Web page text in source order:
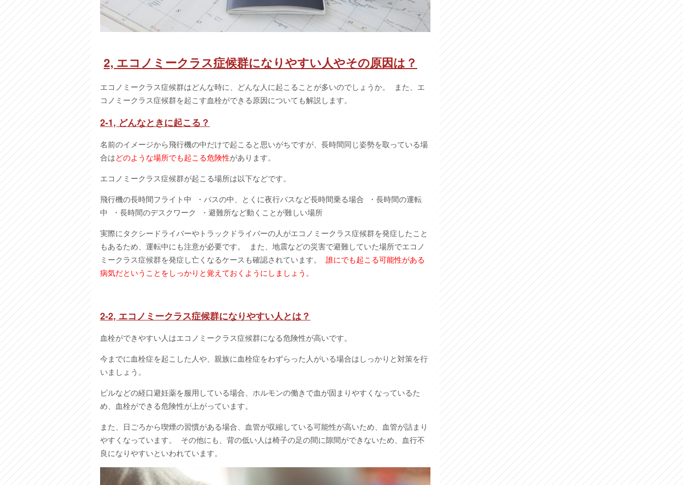
2, エコノミークラス症候群になりやすい人やその原因は？
エコノミークラス症候群はどんな時に、どんな人に起こることが多いのでしょうか。 また、エ
コノミークラス症候群を起こす血栓ができる原因についても解説します。
2-1, どんなときに起こる？
名前のイメージから飛行機の中だけで起こると思いがちですが、長時間同じ姿勢を取っている場
合はどのような場所でも起こる危険性があります。
エコノミークラス症候群が起こる場所は以下などです。
飛行機の長時間フライト中 ・バスの中、とくに夜行バスなど長時間乗る場合 ・長時間の運転
中 ・長時間のデスクワーク ・避難所など動くことが難しい場所
実際にタクシードライバーやトラックドライバーの人がエコノミークラス症候群を発症したこと
もあるため、運転中にも注意が必要です。 また、地震などの災害で避難していた場所でエコノ
ミークラス症候群を発症し亡くなるケースも確認されています。 誰にでも起こる可能性がある
病気だということをしっかりと覚えておくようにしましょう。
2-2, エコノミークラス症候群になりやすい人とは？
血栓ができやすい人はエコノミークラス症候群になる危険性が高いです。
今までに血栓症を起こした人や、親族に血栓症をわずらった人がいる場合はしっかりと対策を行
いましょう。
ピルなどの経口避妊薬を服用している場合、ホルモンの働きで血が固まりやすくなっているた
め、血栓ができる危険性が上がっています。
また、日ごろから喫煙の習慣がある場合、血管が収縮している可能性が高いため、血管が詰まり
やすくなっています。 その他にも、背の低い人は椅子の足の間に隙間ができないため、血行不
良になりやすいといわれています。